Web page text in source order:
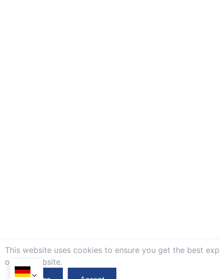
This website uses cookies to ensure you get the best
on our website.